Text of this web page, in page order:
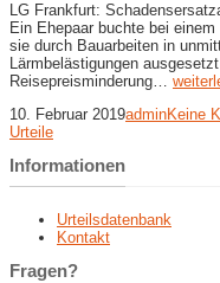
LG Frankfurt:
Ein Ehepaar buchte bei
sie durch Bauarbeiten in
Lärmbelästigungen
Reisepreisminderung…
10. Februar 2019adminKeine
Urteile
Informationen
Urteilsdatenbank
Kontakt
Fragen?